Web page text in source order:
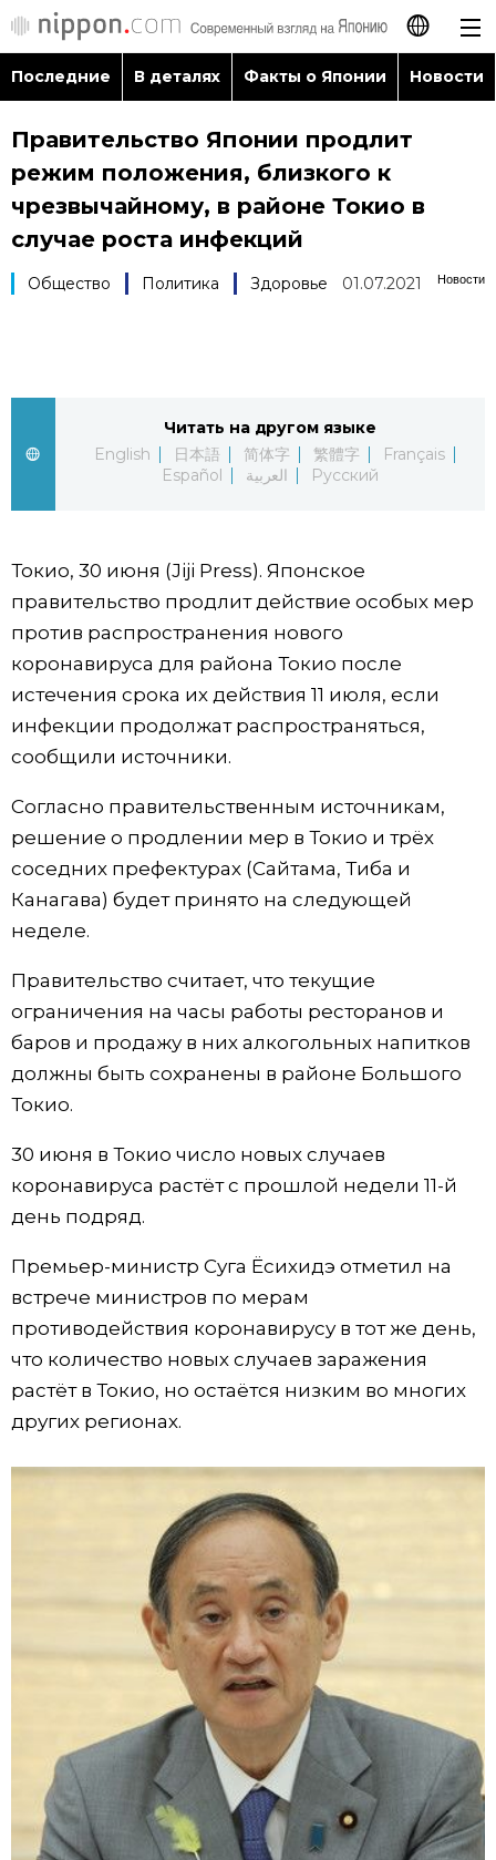
日本語
English
العربية
Последние
В деталях
Новости
Путеводитель по Японии
Блог
Экономика
Общество
Культура
Технологии
Токио
От редакции
Японский язык
Семья
Еда и напитки
official SNS
Последние В деталях Факты о Японии Новости
Правительство Японии продлит
режим положения, близкого к
чрезвычайному, в районе Токио в
случае роста инфекций
Новости
Общество Политика Здоровье 01.07.2021
Читать на другом языке
English
日本語 简体字 繁體字
Français
Español
العربية Русский
Токио, 30 июня (Jiji Press). Японское
правительство продлит действие особых мер
против распространения нового
коронавируса для района Токио после
истечения срока их действия 11 июля, если
инфекции продолжат распространяться,
сообщили источники.
Согласно правительственным источникам,
решение о продлении мер в Токио и трёх
соседних префектурах (Сайтама, Тиба и
Канагава) будет принято на следующей
неделе.
Правительство считает, что текущие
ограничения на часы работы ресторанов и
баров и продажу в них алкогольных напитков
должны быть сохранены в районе Большого
Токио.
30 июня в Токио число новых случаев
коронавируса растёт с прошлой недели 11-й
день подряд.
Премьер-министр Суга Ёсихидэ отметил на
встрече министров по мерам
противодействия коронавирусу в тот же день,
что количество новых случаев заражения
растёт в Токио, но остаётся низким во многих
других регионах.